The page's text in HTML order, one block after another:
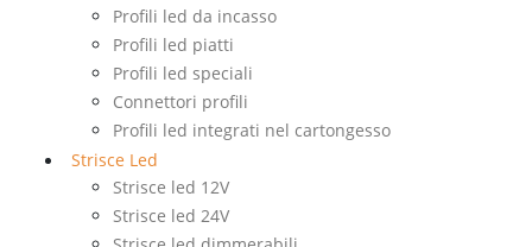
Profili led da incasso
Profili led piatti
Profili led speciali
Connettori profili
Profili led integrati nel cartongesso
Strisce Led
Strisce led 12V
Strisce led 24V